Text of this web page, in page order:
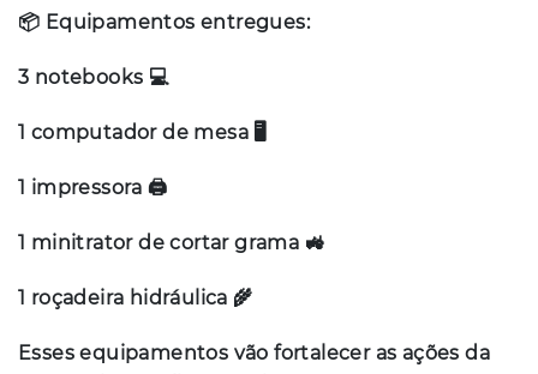
📦 Equipamentos entregues:
3 notebooks 💻
1 computador de mesa 🖥️
1 impressora 🖨️
1 minitrator de cortar grama 🚜
1 roçadeira hidráulica 🌾
Esses equipamentos vão fortalecer as ações da